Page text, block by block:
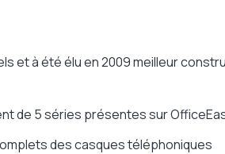
et à été élu en 2009 meilleur
de 5 séries présentes sur
des casques téléphoniques